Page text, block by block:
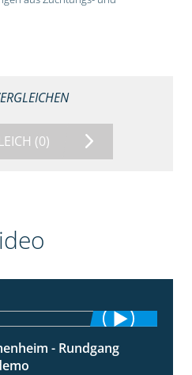
(0)
6:03
- Rundgang